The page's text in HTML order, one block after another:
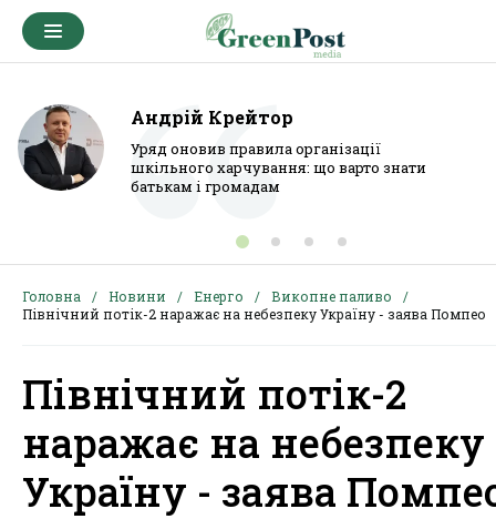
Андрій Крейтор
Уряд оновив правила організації
шкільного харчування: що варто знати
батькам і громадам
Головна Новини Енерго
Викопне паливо
Північний потік-2 наражає на небезпеку Україну - заява Помпео
Північний потік-2
наражає на небезпеку
Україну - заява